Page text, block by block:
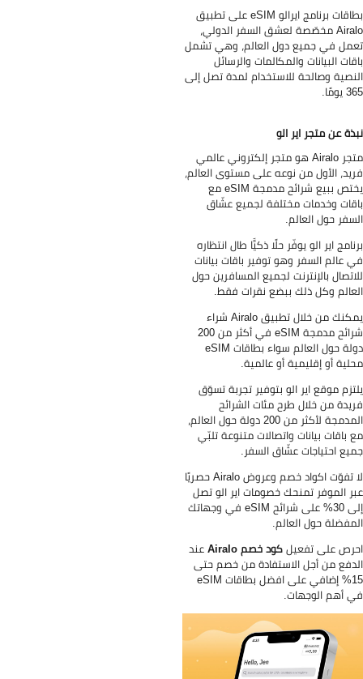
بطاقات برنامج ايرالو eSIM على تطبيق
Airalo مخصّصة لعشق السفر الدولي،
في جميع دول العالم، وهي تشمل
البيانات والمكالمات والرسائل
وصالحة للاستخدام لمدة تصل إلى
عن متجر اير الو
متجر Airalo هو متجر إلكتروني عالمي
الأول من نوعه على مستوى العالم،
يختص ببيع شرائح مدمجة eSIM مع
وخدمات مختلفة لجميع عشّاق
حول العالم.
اير الو يوفّر حلًا ذكيًّا طال انتظاره
عالم السفر وهو توفير باقات بيانات
بالإنترنت لجميع المسافرين حول
وكل ذلك ببضع نقرات فقط.
يمكنك من خلال تطبيق Airalo شراء
شرائح مدمجة eSIM في أكثر من 200
دولة حول العالم سواء بطاقات eSIM
أو إقليمية أو عالمية.
موقع اير الو بتوفير تجربة تسوّق
من خلال طرح مئات الشرائح
المدمجة لأكثر من 200 دولة حول العالم،
باقات بيانات واتصالات متنوعة تلبّي
احتياجات عشّاق السفر.
لا تفوّت اكواد خصم وعروض Airalo حصريًا
الموفر تمنحك خصومات اير الو تصل
إلى 30% على شرائح eSIM في وجهاتك
حول العالم.
على تفعيلكود خصم Airalo عند
من أجل الاستفادة من خصم حتى
15% إضافي على افضل بطاقات eSIM
أهم الوجهات.